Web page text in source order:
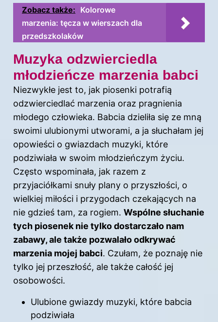
Zobacz także: Kolorowe
marzenia: tęcza w wierszach dla
przedszkolaków
Muzyka odzwierciedla
młodzieńcze marzenia babci
Niezwykłe jest to, jak piosenki potrafią
odzwierciedlać marzenia oraz pragnienia
młodego człowieka. Babcia dzieliła się ze mną
swoimi ulubionymi utworami, a ja słuchałam jej
opowieści o gwiazdach muzyki, które
podziwiała w swoim młodzieńczym życiu.
Często wspominała, jak razem z
przyjaciółkami snuły plany o przyszłości, o
wielkiej miłości i przygodach czekających na
nie gdzieś tam, za rogiem. Wspólne słuchanie
tych piosenek nie tylko dostarczało nam
zabawy, ale także pozwalało odkrywać
marzenia mojej babci. Czułam, że poznaję nie
tylko jej przeszłość, ale także całość jej
osobowości.
Ulubione gwiazdy muzyki, które babcia
podziwiała